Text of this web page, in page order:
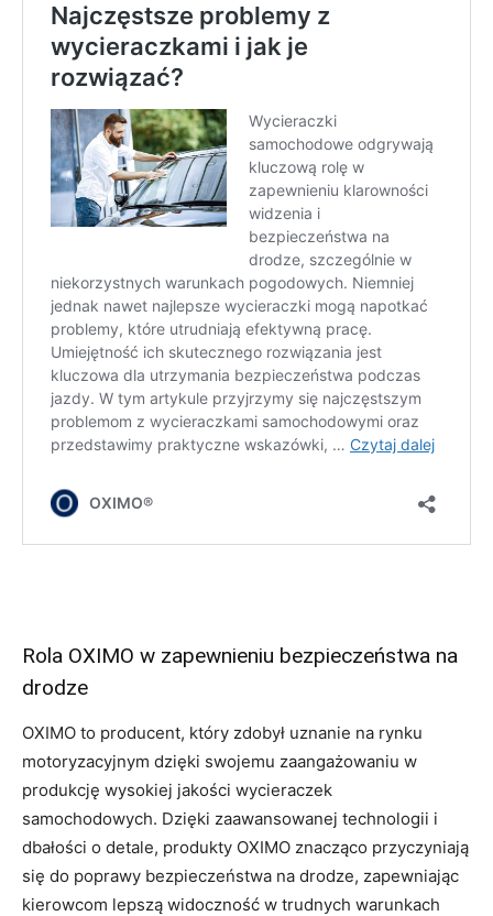
Rola OXIMO w zapewnieniu bezpieczeństwa na
drodze
OXIMO to producent, który zdobył uznanie na rynku
motoryzacyjnym dzięki swojemu zaangażowaniu w
produkcję wysokiej jakości wycieraczek
samochodowych. Dzięki zaawansowanej technologii i
dbałości o detale, produkty OXIMO znacząco przyczyniają
się do poprawy bezpieczeństwa na drodze, zapewniając
kierowcom lepszą widoczność w trudnych warunkach